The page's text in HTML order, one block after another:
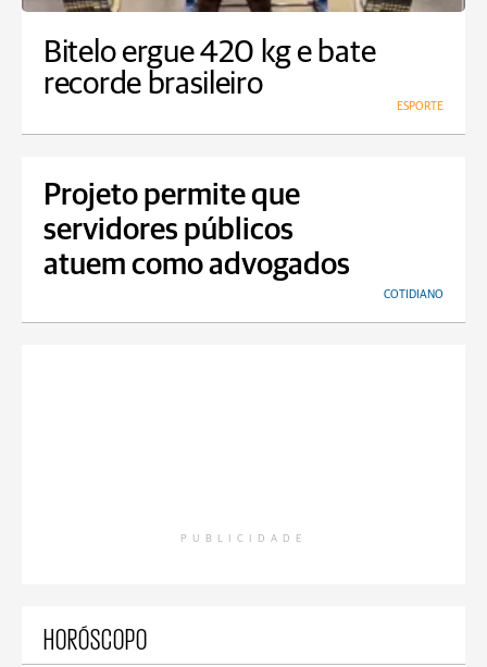
Bitelo ergue 420 kg e bate
recorde brasileiro
ESPORTE
Projeto permite que
servidores públicos
atuem como advogados
COTIDIANO
PUBLICIDADE
HORÓSCOPO